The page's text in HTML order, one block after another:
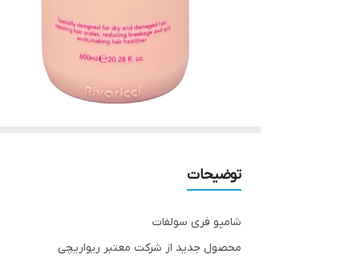
توضیحات
شامپو فری سولفات
محصول جدید از شرکت معتبر ریواریچی